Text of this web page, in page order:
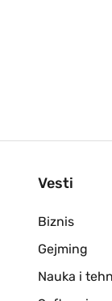
Vesti
Biznis
Gejming
Nauka i